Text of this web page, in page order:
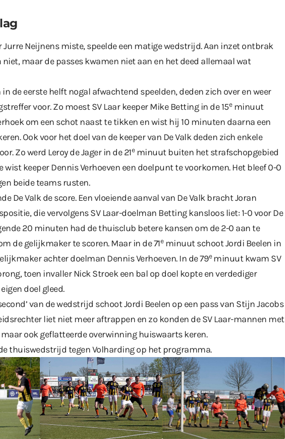
Jurre Neijnens miste, speelde een matige wedstrijd. Aan inzet ontbrak
maar de passes kwamen niet aan en het deed allemaal wat
in de eerste helft nogal afwachtend speelden, deden zich over en weer
voor. Zo moest SV Laar keeper Mike Betting in de 15eminuut
om een schot naast te tikken en wist hij 10 minuten daarna een
Ook voor het doel van de keeper van De Valk deden zich enkele
Zo werd Leroy de Jager in de 21eminuut buiten het strafschopgebied
wist keeper Dennis Verhoeven een doelpunt te voorkomen. Het bleef 0-0
beide teams rusten.
De Valk de score. Een vloeiende aanval van De Valk bracht Joran
die vervolgens SV Laar-doelman Betting kansloos liet: 1-0 voor De
20 minuten had de thuisclub betere kansen om de 2-0 aan te
de gelijkmaker te scoren. Maar in de 71eminuut schoot Jordi Beelen in
achter doelman Dennis Verhoeven. In de 79eminuut kwam SV
toen invaller Nick Stroek een bal op doel kopte en verdediger
doel gleed.
van de wedstrijd schoot Jordi Beelen op een pass van Stijn Jacobs
liet niet meer aftrappen en zo konden de SV Laar-mannen met
ook geflatteerde overwinning huiswaarts keren.
thuiswedstrijd tegen Volharding op het programma.